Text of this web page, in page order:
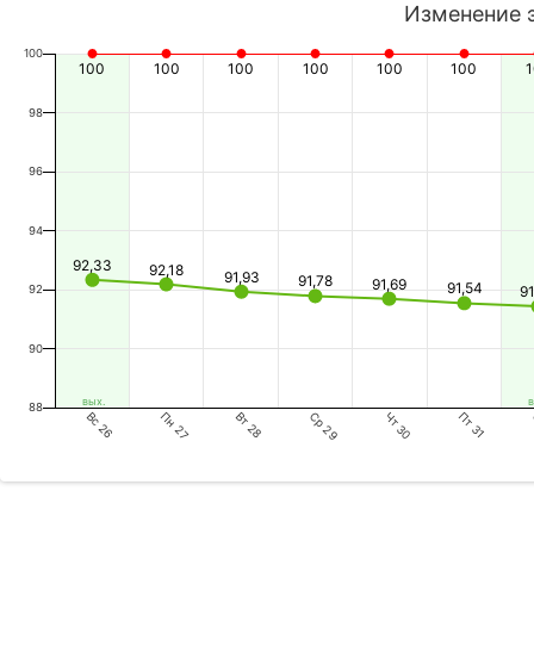
вых.
Изменение
92,33 92,18 91,93 91,78 91,69 91,54
100 100 100 100 100 100
Вс 26 Пн 27 Вт 28 Ср 29 Чт 30 Пт 31
88
90
92
94
96
98
100